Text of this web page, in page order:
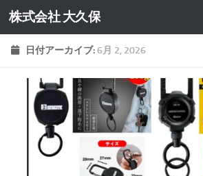
コンテンツへスキップ
株式会社 大久保
日付アーカイブ:6月 2, 2026